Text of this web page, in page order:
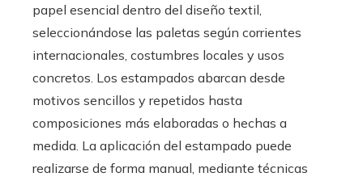
papel esencial dentro del diseño textil,
seleccionándose las paletas según corrientes
internacionales, costumbres locales y usos
concretos. Los estampados abarcan desde
motivos sencillos y repetidos hasta
composiciones más elaboradas o hechas a
medida. La aplicación del estampado puede
realizarse de forma manual, mediante técnicas